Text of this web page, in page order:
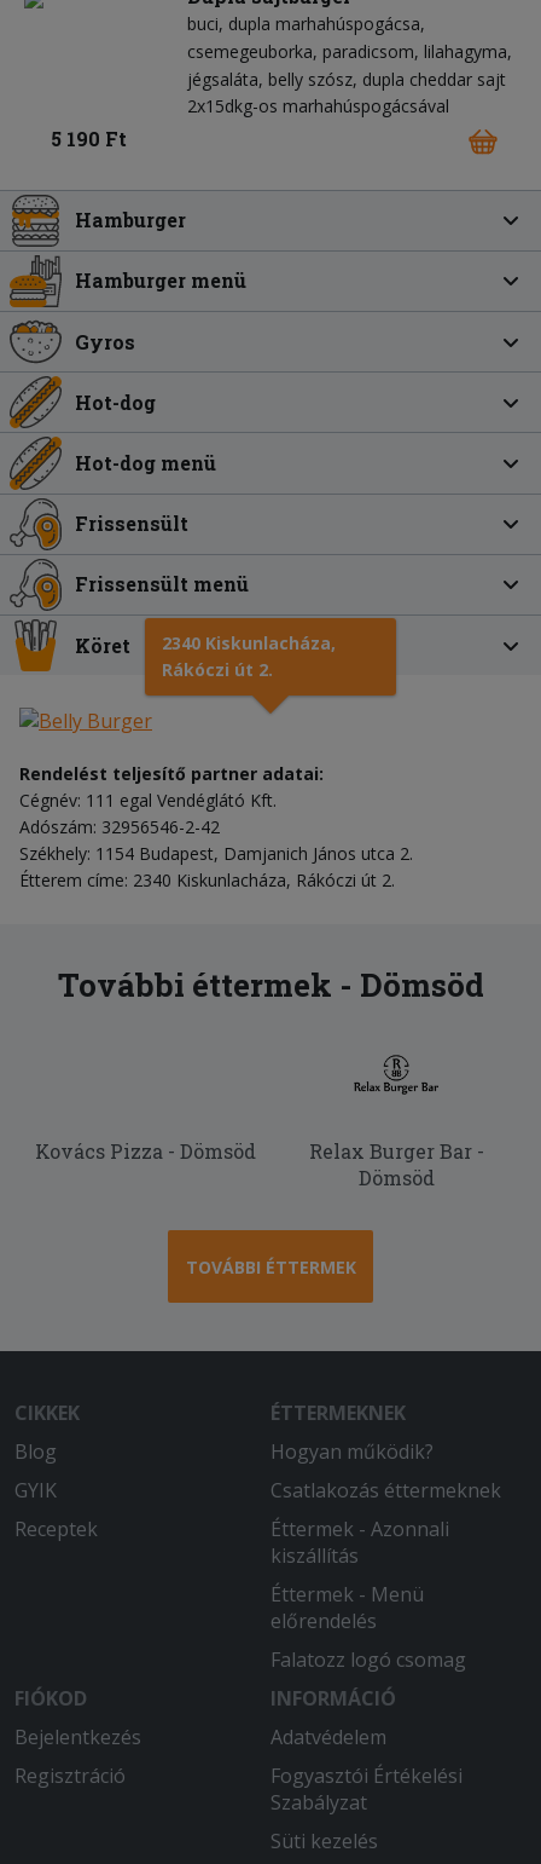
buci dupla marhahúspogácsa
csemegeuborka paradicsom lilahagyma
jégsaláta belly szósz dupla cheddar sajt
2x15dkg-os marhahúspogácsával
5 190 Ft
Hamburger
Hamburger menü
Gyros
Hot-dog
Hot-dog menü
Frissensült
Frissensült menü
Köret
2340 Kiskunlacháza,
Rákóczi út 2.
Rendelést teljesítő partner adatai:
Cégnév: 111 egal Vendéglátó Kft.
Adószám: 32956546-2-42
Székhely: 1154 Budapest, Damjanich János utca 2.
Étterem címe: 2340 Kiskunlacháza, Rákóczi út 2.
További éttermek - Dömsöd
Kovács Pizza - Dömsöd
Relax Burger Bar -
Dömsöd
TOVÁBBI ÉTTERMEK
CIKKEK
Blog
GYIK
Receptek
ÉTTERMEKNEK
Hogyan működik?
Csatlakozás éttermeknek
Éttermek - Azonnali
kiszállítás
Éttermek - Menü
előrendelés
Falatozz logó csomag
FIÓKOD
Bejelentkezés
Regisztráció
INFORMÁCIÓ
Adatvédelem
Fogyasztói Értékelési
Szabályzat
Süti kezelés